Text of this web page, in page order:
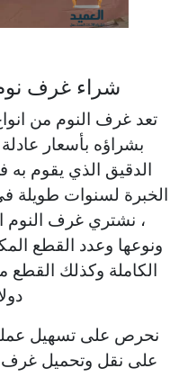
شراء غرف
تعد غرف النوم من
بشراؤه بأسعار
الدقيق الذي يقوم به
الخبرة لسنوات طويلة
، نشتري غرف النوم
ونوعها وعدد القطع
الكاملة وكذلك القطع
نحرص على تسهيل
على نقل وتحميل غرف